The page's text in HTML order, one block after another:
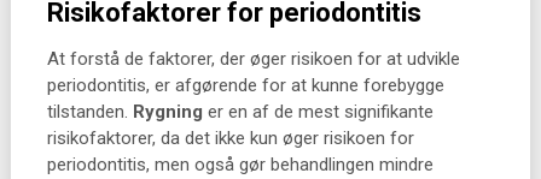
Risikofaktorer for periodontitis
At forstå de faktorer, der øger risikoen for at udvikle
periodontitis, er afgørende for at kunne forebygge
tilstanden. Rygning er en af de mest signifikante
risikofaktorer, da det ikke kun øger risikoen for
periodontitis, men også gør behandlingen mindre